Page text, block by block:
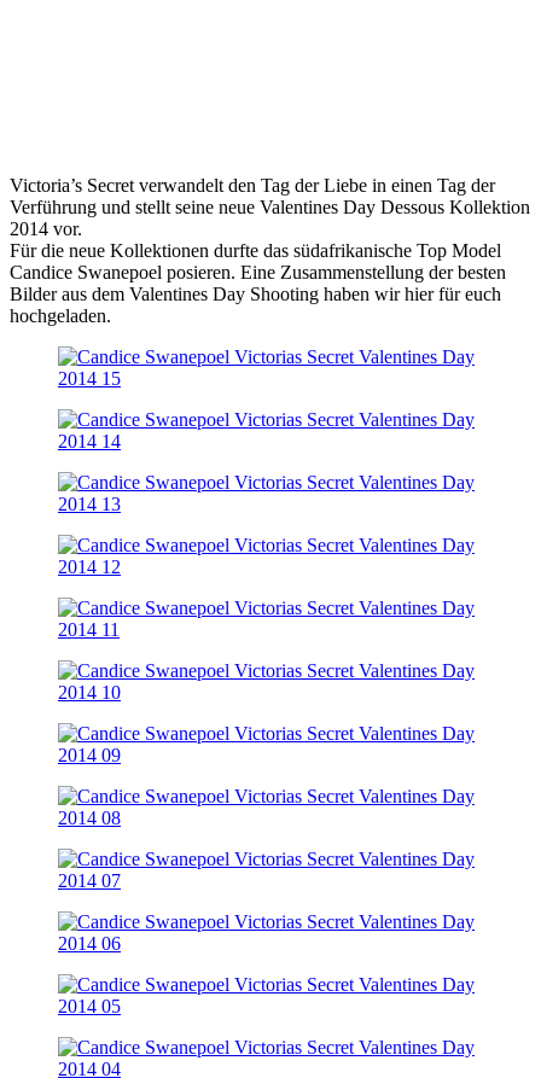
Victoria’s Secret verwandelt den Tag der Liebe in einen Tag der
Verführung und stellt seine neue Valentines Day Dessous Kollektion
2014 vor.
Für die neue Kollektionen durfte das südafrikanische Top Model
Candice Swanepoel posieren. Eine Zusammenstellung der besten
Bilder aus dem Valentines Day Shooting haben wir hier für euch
hochgeladen.